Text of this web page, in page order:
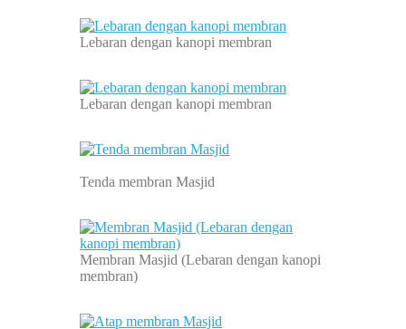
Lebaran dengan kanopi membran
Lebaran dengan kanopi membran
Tenda membran Masjid
Membran Masjid (Lebaran dengan kanopi
membran)